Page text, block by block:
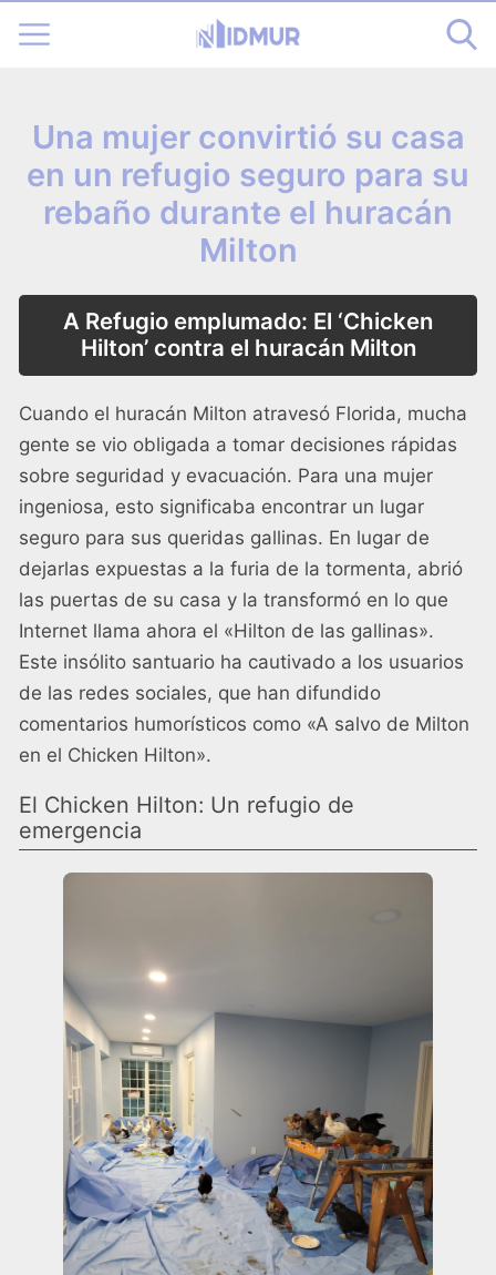
Una mujer convirtió su casa
en un refugio seguro para su
rebaño durante el huracán
Milton
A Refugio emplumado: El ‘Chicken
Hilton’ contra el huracán Milton
Cuando el huracán Milton atravesó Florida, mucha
gente se vio obligada a tomar decisiones rápidas
sobre seguridad y evacuación. Para una mujer
ingeniosa, esto significaba encontrar un lugar
seguro para sus queridas gallinas. En lugar de
dejarlas expuestas a la furia de la tormenta, abrió
las puertas de su casa y la transformó en lo que
Internet llama ahora el «Hilton de las gallinas».
Este insólito santuario ha cautivado a los usuarios
de las redes sociales, que han difundido
comentarios humorísticos como «A salvo de Milton
en el Chicken Hilton».
El Chicken Hilton: Un refugio de
emergencia